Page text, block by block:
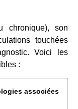
chronique), son
touchées
Voici les
:
associées